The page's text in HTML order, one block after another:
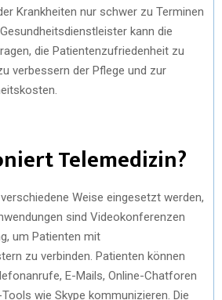
Krankheiten nur schwer zu Terminen
kann die
die Patientenzufriedenheit zu
verbessern der Pflege und zur
Telemedizin?
Weise eingesetzt werden,
sind Videokonferenzen
um Patienten mit
zu verbinden. Patienten können
E-Mails, Online-Chatforen
wie Skype kommunizieren. Die